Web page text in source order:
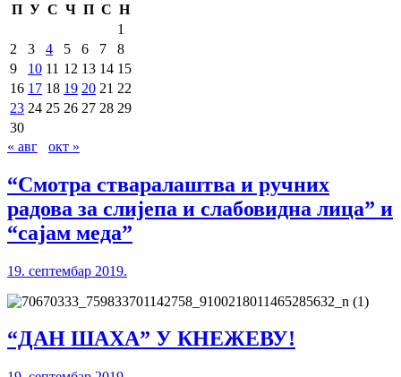
П У С Ч П С Н
1
2
3 4 5 6 7
8
9
10 11 12 13 14 15
16 17 18 19 20 21 22
23 24 25 26 27 28 29
30
« авг
окт »
“Смотра стваралаштва и ручних
радова за слијепа и слабовидна лица” и
“сајам меда”
19. септембар 2019.
“ДАН ШАХА” У КНЕЖЕВУ!